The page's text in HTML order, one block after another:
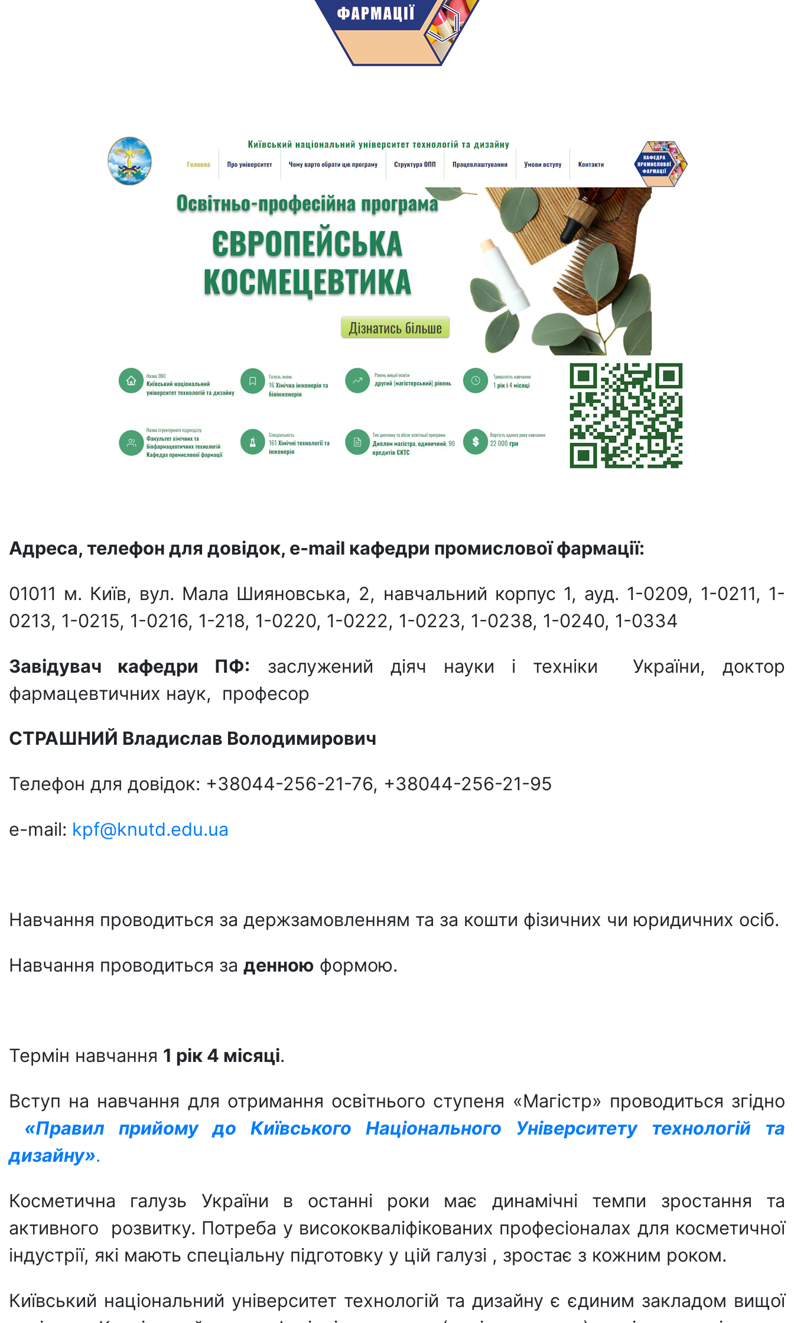
Адреса, телефон для довідок, e-mail кафедри промислової фармації:
01011 м. Київ, вул. Мала Шияновська, 2, навчальний корпус 1, ауд. 1-0209, 1-0211, 1-
0213, 1-0215, 1-0216, 1-218, 1-0220, 1-0222, 1-0223, 1-0238, 1-0240, 1-0334
Завідувач кафедри ПФ: заслужений діяч науки і техніки України, доктор
фармацевтичних наук, професор
СТРАШНИЙ Владислав Володимирович
Телефон для довідок: +38044-256-21-76, +38044-256-21-95
e-mail: kpf@knutd.edu.ua
Навчання проводиться за держзамовленням та за кошти фізичних чи юридичних осіб.
Навчання проводиться за денною формою.
Термін навчання 1 рік 4 місяці.
Вступ на навчання для отримання освітнього ступеня «Магістр» проводиться згідно
«Правил прийому до Київського Національного Університету технологій та
дизайну».
Косметична галузь України в останні роки має динамічні темпи зростання та
активного розвитку. Потреба у висококваліфікованих професіоналах для косметичної
індустрії, які мають спеціальну підготовку у цій галузі , зростає з кожним роком.
Київський національний університет технологій та дизайну є єдиним закладом вищої